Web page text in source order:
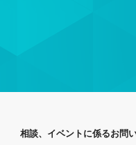
相談、イベントに係るお問